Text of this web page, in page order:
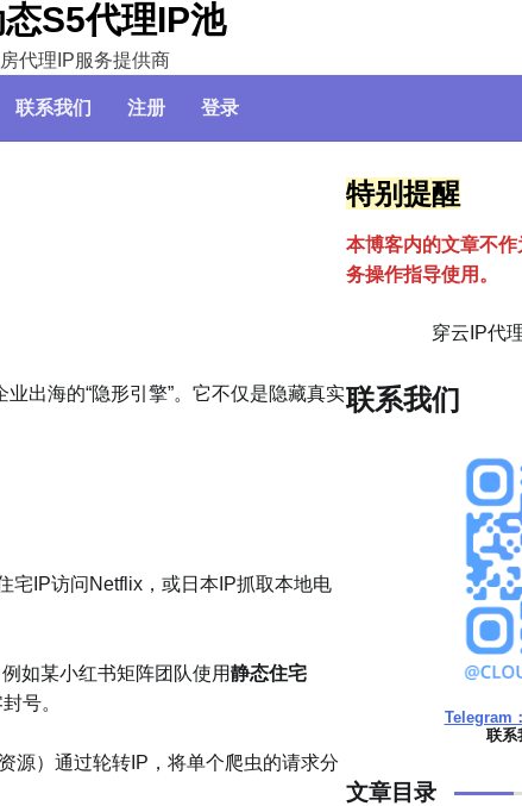
S5代理IP池
代理IP服务提供商
联系我们 注册 登录
业出海的“隐形引擎”。它不仅是隐藏真实
宅IP访问Netflix，或日本IP抓取本地电
如某小红书矩阵团队使用​​静态住宅
号。
源）通过轮转IP，将单个爬虫的请求分
特别提醒
本博客内的文章不作
务操作指导使用。
穿云IP代
联系我们
Telegram
联系
文章目录